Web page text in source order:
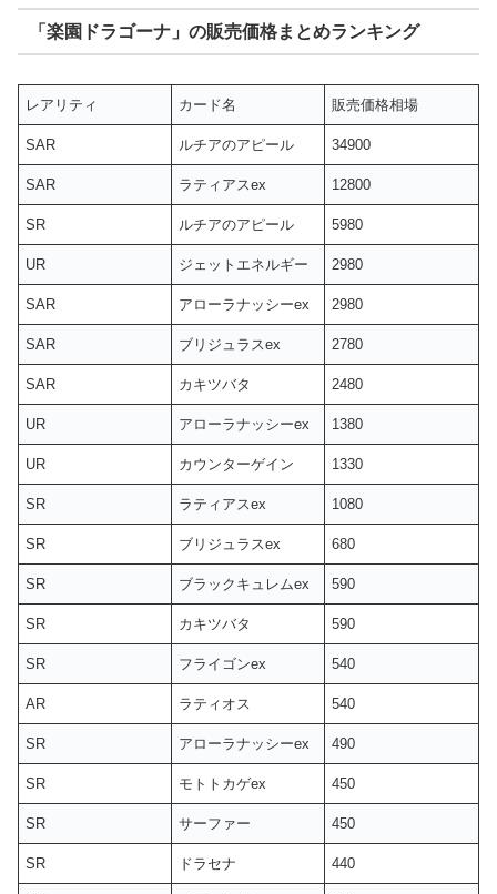
「楽園ドラゴーナ」 の販売価格まとめランキング
レアリティ カード名 販売価格相場
SAR ルチアのアピール 34900
SAR ラティアスex 12800
SR ルチアのアピール 5980
UR ジェットエネルギー 2980
SAR アローラナッシーex 2980
SAR ブリジュラスex 2780
SAR カキツバタ 2480
UR アローラナッシーex 1380
UR カウンターゲイン 1330
SR ラティアスex 1080
SR ブリジュラスex 680
SR ブラックキュレムex 590
SR カキツバタ 590
SR フライゴンex 540
AR ラティオス 540
SR アローラナッシーex 490
SR モトトカゲex 450
SR サーファー 450
SR ドラセナ 440